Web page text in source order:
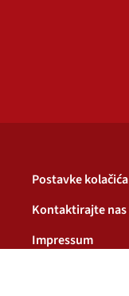
Postavke kolačića
Kontaktirajte nas
Impressum